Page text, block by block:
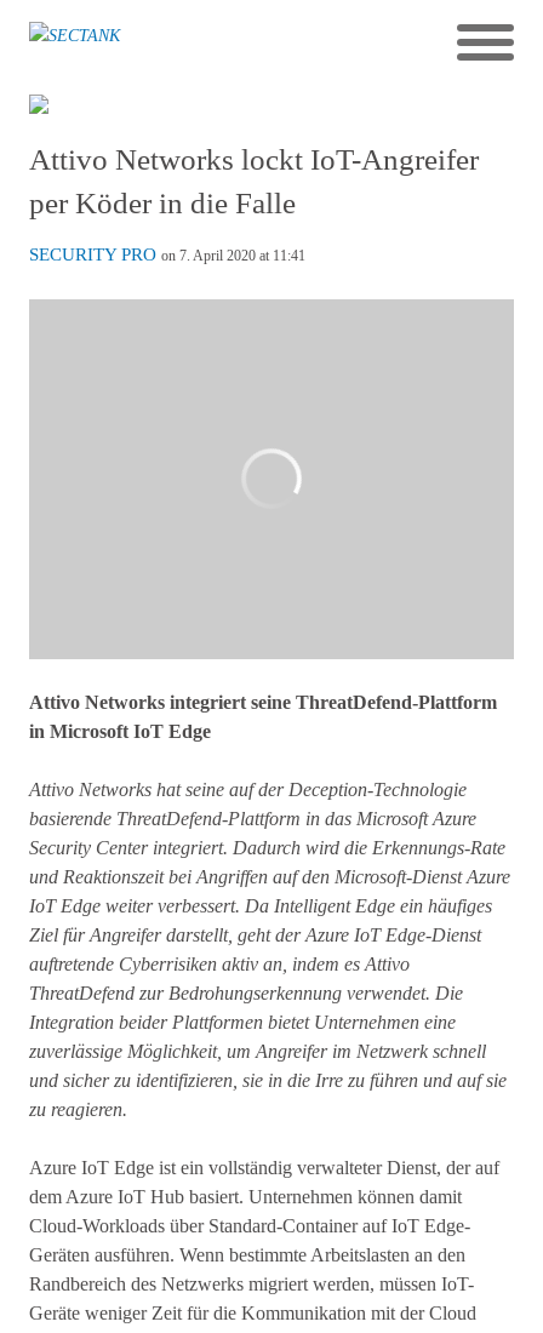
Attivo Networks lockt IoT-Angreifer
per Köder in die Falle
SECURITY PRO on 7. April 2020 at 11:41
Attivo Networks integriert seine ThreatDefend-Plattform
in Microsoft IoT Edge
Attivo Networks hat seine auf der Deception-Technologie
basierende ThreatDefend-Plattform in das Microsoft Azure
Security Center integriert. Dadurch wird die Erkennungs-Rate
und Reaktionszeit bei Angriffen auf den Microsoft-Dienst Azure
IoT Edge weiter verbessert. Da Intelligent Edge ein häufiges
Ziel für Angreifer darstellt, geht der Azure IoT Edge-Dienst
auftretende Cyberrisiken aktiv an, indem es Attivo
ThreatDefend zur Bedrohungserkennung verwendet. Die
Integration beider Plattformen bietet Unternehmen eine
zuverlässige Möglichkeit, um Angreifer im Netzwerk schnell
und sicher zu identifizieren, sie in die Irre zu führen und auf sie
zu reagieren.
Azure IoT Edge ist ein vollständig verwalteter Dienst, der auf
dem Azure IoT Hub basiert. Unternehmen können damit
Cloud-Workloads über Standard-Container auf IoT Edge-
Geräten ausführen. Wenn bestimmte Arbeitslasten an den
Randbereich des Netzwerks migriert werden, müssen IoT-
Geräte weniger Zeit für die Kommunikation mit der Cloud